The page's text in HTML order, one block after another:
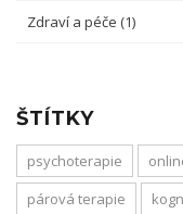
Zdraví a péče (1)
ŠTÍTKY
psychoterapie
párová terapie